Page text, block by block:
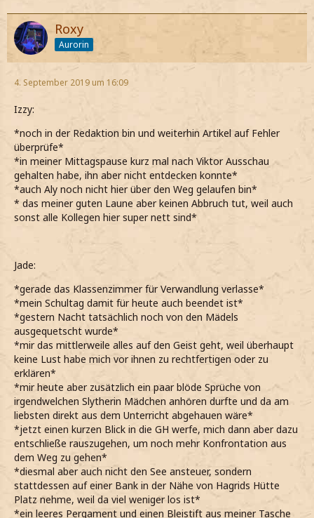
Roxy
Aurorin
4. September 2019 um 16:09
Izzy:
*noch in der Redaktion bin und weiterhin Artikel auf Fehler
überprüfe*
*in meiner Mittagspause kurz mal nach Viktor Ausschau
gehalten habe, ihn aber nicht entdecken konnte*
*auch Aly noch nicht hier über den Weg gelaufen bin*
* das meiner guten Laune aber keinen Abbruch tut, weil auch
sonst alle Kollegen hier super nett sind*
Jade:
*gerade das Klassenzimmer für Verwandlung verlasse*
*mein Schultag damit für heute auch beendet ist*
*gestern Nacht tatsächlich noch von den Mädels
ausgequetscht wurde*
*mir das mittlerweile alles auf den Geist geht, weil überhaupt
keine Lust habe mich vor ihnen zu rechtfertigen oder zu
erklären*
*mir heute aber zusätzlich ein paar blöde Sprüche von
irgendwelchen Slytherin Mädchen anhören durfte und da am
liebsten direkt aus dem Unterricht abgehauen wäre*
*jetzt einen kurzen Blick in die GH werfe, mich dann aber dazu
entschließe rauszugehen, um noch mehr Konfrontation aus
dem Weg zu gehen*
*diesmal aber auch nicht den See ansteuer, sondern
stattdessen auf einer Bank in der Nähe von Hagrids Hütte
Platz nehme, weil da viel weniger los ist*
*ein leeres Pergament und einen Bleistift aus meiner Tasche